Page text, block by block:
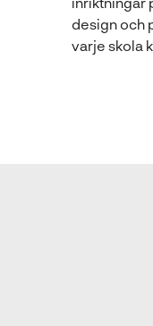
design och
varje skola